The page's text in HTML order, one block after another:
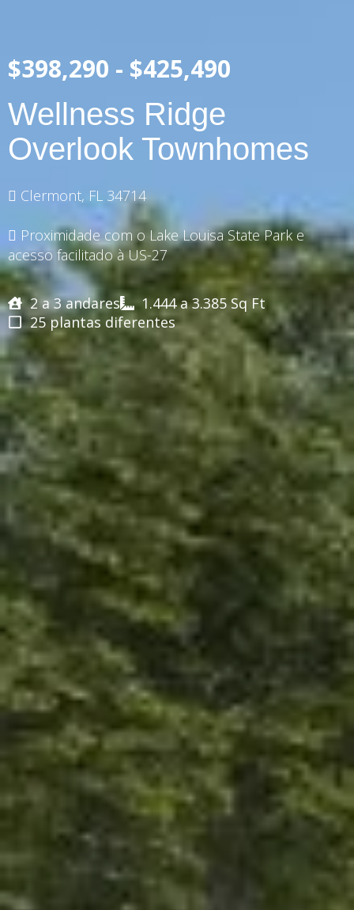
$398,290 - $425,490
Wellness Ridge
Overlook Townhomes
Clermont, FL 34714
Proximidade com o Lake Louisa State Park e
acesso facilitado à US-27
2 a 3 andares
1.444 a 3.385 Sq Ft
25 plantas diferentes